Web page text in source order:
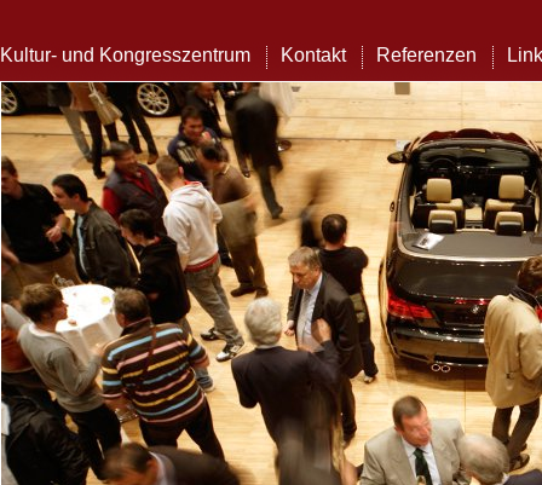
Kultur- und Kongresszentrum Kontakt Referenzen